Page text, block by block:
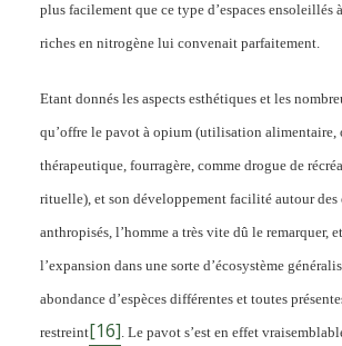
plus facilement que ce type d’espaces ensoleillés
riches en nitrogène lui convenait parfaitement.
Etant donnés les aspects esthétiques et les
qu’offre le pavot à opium (utilisation alimentaire,
thérapeutique, fourragère, comme drogue de
rituelle), et son développement facilité autour des
anthropisés, l’homme a très vite dû le remarquer,
l’expansion dans une sorte d’écosystème
abondance d’espèces différentes et toutes
restreint[16]. Le pavot s’est en effet